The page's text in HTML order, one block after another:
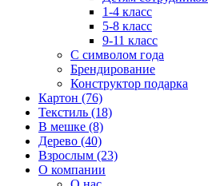
1-4 класс
5-8 класс
9-11 класс
С символом года
Брендирование
Конструктор подарка
Картон (76)
Текстиль (18)
В мешке (8)
Дерево (40)
Взрослым (23)
О компании